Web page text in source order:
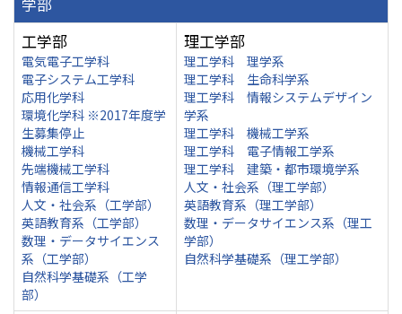
工学部
電気電子工学科
電子システム工学科
応用化学科
環境化学科 ※2017年度学
生募集停止
機械工学科
先端機械工学科
情報通信工学科
人文・社会系（工学部）
英語教育系（工学部）
数理・データサイエンス
系（工学部）
自然科学基礎系（工学
部）
理工学部
理工学科 理学系
理工学科 生命科学系
理工学科 情報システムデザイン
学系
理工学科 機械工学系
理工学科 電子情報工学系
理工学科 建築・都市環境学系
人文・社会系（理工学部）
英語教育系（理工学部）
数理・データサイエンス系（理工
学部）
自然科学基礎系（理工学部）